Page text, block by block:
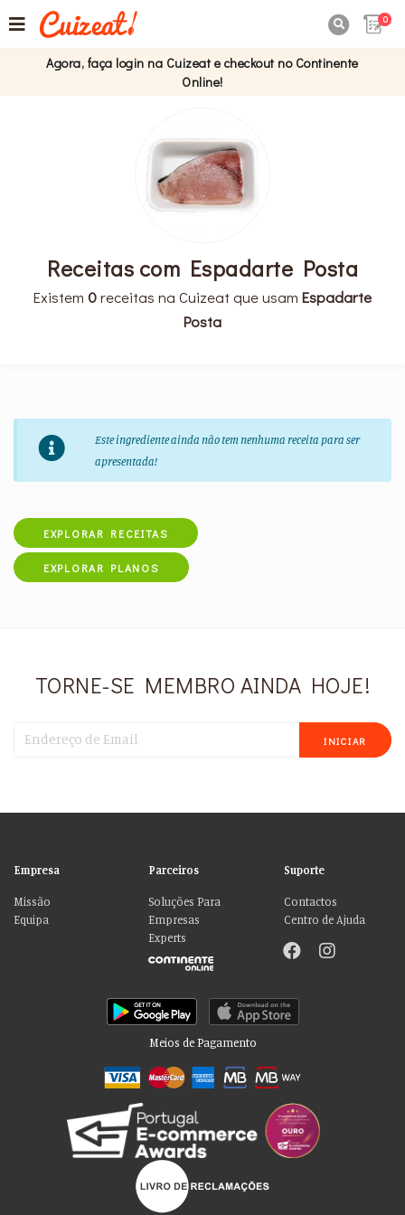
0
Agora, faça login na Cuizeat e checkout no Continente
Online!
Receitas com Espadarte Posta
Existem 0receitas na Cuizeat que usam Espadarte
Posta
Este ingrediente ainda não tem nenhuma receita para ser
apresentada!
EXPLORAR RECEITAS
EXPLORAR PLANOS
TORNE-SE MEMBRO AINDA HOJE!
INICIAR
Empresa
Missão
Equipa
Parceiros
Soluções Para
Empresas
Experts
Suporte
Contactos
Centro de Ajuda
Meios de Pagamento
Por favor aceite as nossas deliciosas